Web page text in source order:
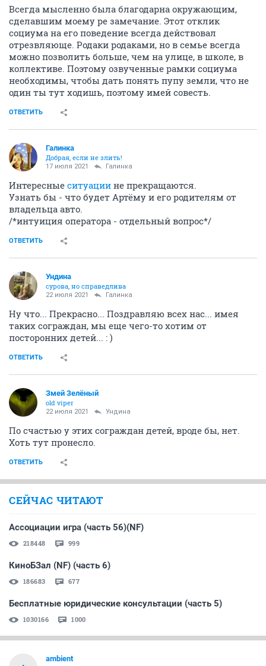
Всегда мысленно была благодарна окружающим,
сделавшим моему ре замечание. Этот отклик
социума на его поведение всегда действовал
отрезвляюще. Родаки родаками, но в семье всегда
можно позволить больше, чем на улице, в школе, в
коллективе. Поэтому озвученные рамки социума
необходимы, чтобы дать понять пупу земли, что не
один ты тут ходишь, поэтому имей совесть.
ОТВЕТИТЬ
Галинка
Добрая, если не злить!
17 июля 2021 Галинка
Интересные ситуации не прекращаются.
Узнать бы - что будет Артёму и его родителям от
владельца авто.
/*интуиция оператора - отдельный вопрос*/
ОТВЕТИТЬ
Ундинa
сурова, но справедлива
22 июля 2021 Галинка
Ну что... Прекрасно... Поздравляю всех нас... имея
таких сограждан, мы еще чего-то хотим от
посторонних детей... : )
ОТВЕТИТЬ
Змей Зелёный
old viper
22 июля 2021 Ундинa
По счастью у этих сограждан детей, вроде бы, нет.
Хоть тут пронесло.
ОТВЕТИТЬ
СЕЙЧАС ЧИТАЮТ
Ассоциации игра (часть 56)(NF)
218448 999
КиноБЗал (NF) (часть 6)
186683 677
Бесплатные юридические консультации (часть 5)
1030166 1000
аmbient